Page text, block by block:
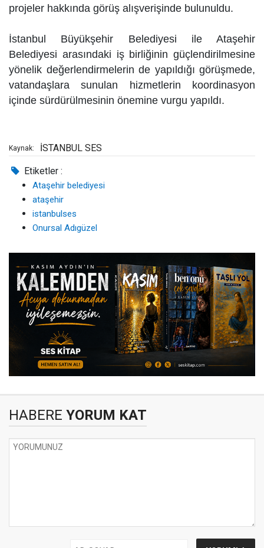
projeler hakkında görüş alışverişinde bulunuldu.
İstanbul Büyükşehir Belediyesi ile Ataşehir
Belediyesi arasındaki iş birliğinin güçlendirilmesine
yönelik değerlendirmelerin de yapıldığı görüşmede,
vatandaşlara sunulan hizmetlerin koordinasyon
içinde sürdürülmesinin önemine vurgu yapıldı.
Kaynak: İSTANBUL SES
Etiketler :
Ataşehir belediyesi
ataşehir
istanbulses
Onursal Adıgüzel
HABERE YORUM KAT